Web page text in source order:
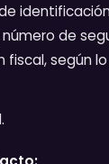
de
fiscal, según